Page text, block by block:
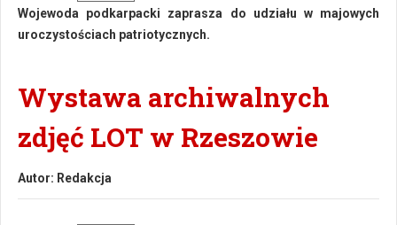
Wojewoda podkarpacki zaprasza do udziału w majowych
uroczystościach patriotycznych.
Wystawa archiwalnych
zdjęć LOT w Rzeszowie
Autor: Redakcja